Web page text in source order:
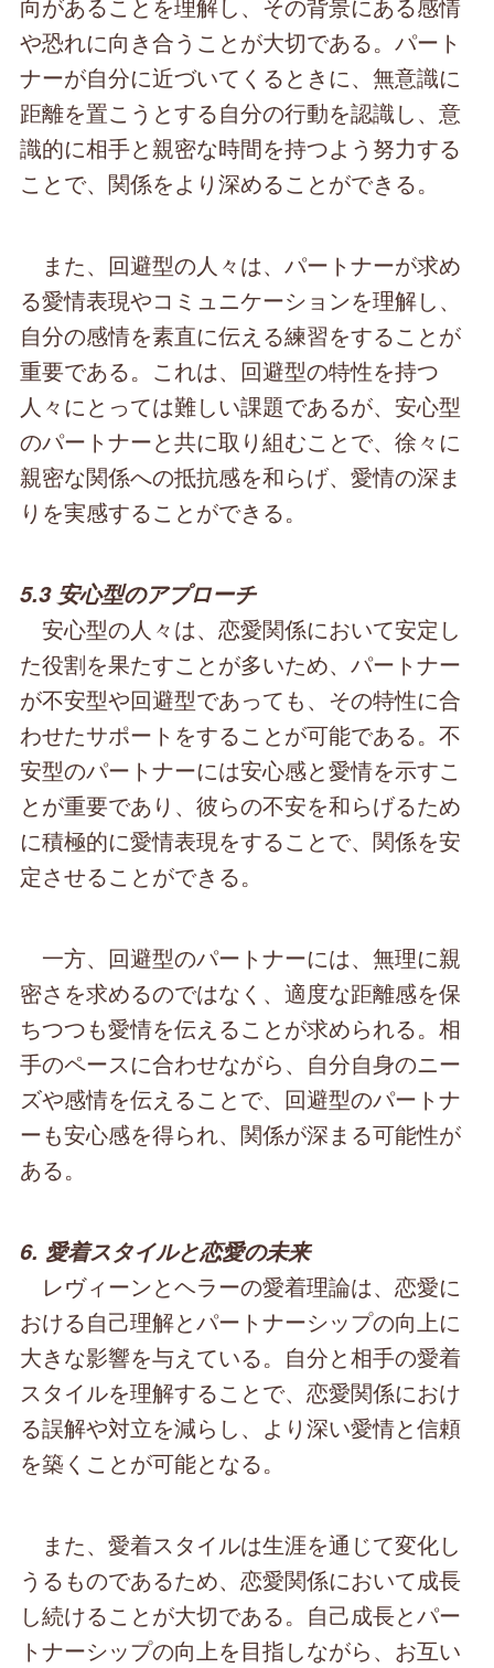
向があることを理解し、その背景にある感情
や恐れに向き合うことが大切である。パート
ナーが自分に近づいてくるときに、無意識に
距離を置こうとする自分の行動を認識し、意
識的に相手と親密な時間を持つよう努力する
ことで、関係をより深めることができる。
また、回避型の人々は、パートナーが求め
る愛情表現やコミュニケーションを理解し、
自分の感情を素直に伝える練習をすることが
重要である。これは、回避型の特性を持つ
人々にとっては難しい課題であるが、安心型
のパートナーと共に取り組むことで、徐々に
親密な関係への抵抗感を和らげ、愛情の深ま
りを実感することができる。
5.3 安心型のアプローチ
安心型の人々は、恋愛関係において安定し
た役割を果たすことが多いため、パートナー
が不安型や回避型であっても、その特性に合
わせたサポートをすることが可能である。不
安型のパートナーには安心感と愛情を示すこ
とが重要であり、彼らの不安を和らげるため
に積極的に愛情表現をすることで、関係を安
定させることができる。
一方、回避型のパートナーには、無理に親
密さを求めるのではなく、適度な距離感を保
ちつつも愛情を伝えることが求められる。相
手のペースに合わせながら、自分自身のニー
ズや感情を伝えることで、回避型のパートナ
ーも安心感を得られ、関係が深まる可能性が
ある。
6. 愛着スタイルと恋愛の未来
レヴィーンとヘラーの愛着理論は、恋愛に
おける自己理解とパートナーシップの向上に
大きな影響を与えている。自分と相手の愛着
スタイルを理解することで、恋愛関係におけ
る誤解や対立を減らし、より深い愛情と信頼
を築くことが可能となる。
また、愛着スタイルは生涯を通じて変化し
うるものであるため、恋愛関係において成長
し続けることが大切である。自己成長とパー
トナーシップの向上を目指しながら、お互い